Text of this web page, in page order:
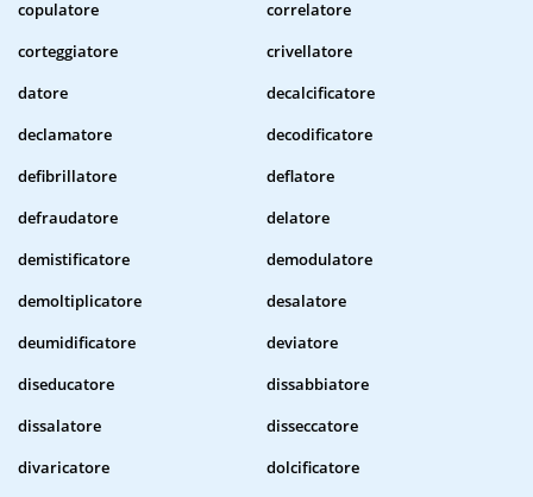
copulatore
correlatore
corteggiatore
crivellatore
datore
decalcificatore
declamatore
decodificatore
defibrillatore
deflatore
defraudatore
delatore
demistificatore
demodulatore
demoltiplicatore
desalatore
deumidificatore
deviatore
diseducatore
dissabbiatore
dissalatore
disseccatore
divaricatore
dolcificatore